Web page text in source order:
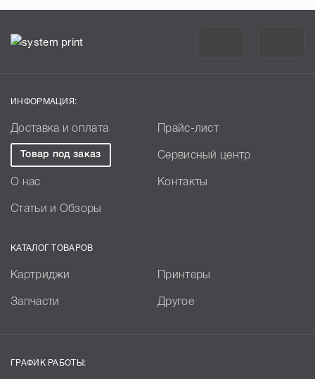
ИНФОРМАЦИЯ:
Доставка и оплата Прайс-лист
Товар под заказ Сервисный центр
О нас Контакты
Статьи и Обзоры
КАТАЛОГ ТОВАРОВ
Картриджи Принтеры
Запчасти Другое
ГРАФИК РАБОТЫ: